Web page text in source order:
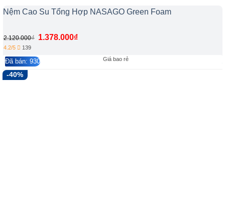
Nệm Cao Su Tổng Hợp NASAGO Green Foam
2.120.000₫ 1.378.000₫
4.2/5 139
Đã bán: 930 Giá bao rẻ
-40%